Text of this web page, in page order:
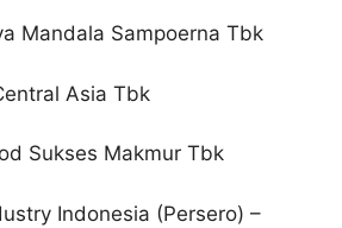
Mandala Sampoerna Tbk
Asia Tbk
Sukses Makmur Tbk
Indonesia (Persero) –